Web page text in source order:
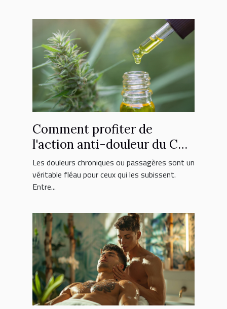
Comment profiter de
l'action anti-douleur du CBD
?
Les douleurs chroniques ou passagères sont un
véritable fléau pour ceux qui les subissent.
Entre...